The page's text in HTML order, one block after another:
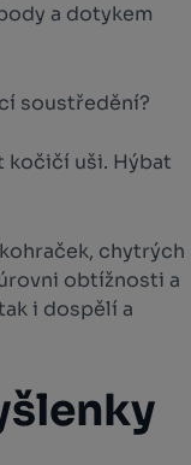
a dotykem
soustředění?
kočičí uši. Hýbat
chytrých
obtížnosti a
i dospělí a